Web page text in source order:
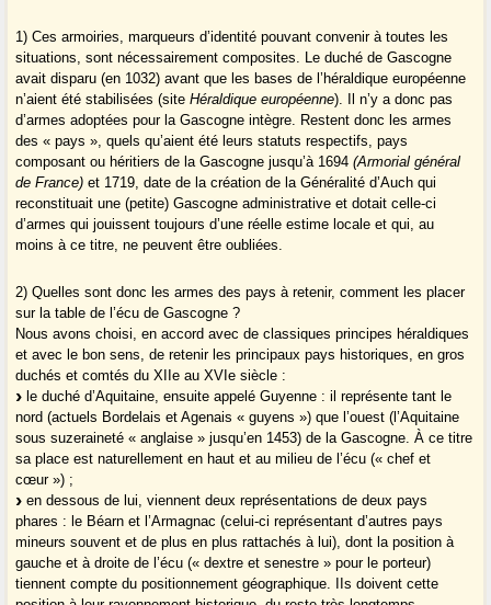
1) Ces armoiries, marqueurs d’identité pouvant convenir à toutes les
situations, sont nécessairement composites. Le duché de Gascogne
avait disparu (en 1032) avant que les bases de l’héraldique européenne
n’aient été stabilisées (siteHéraldique européenne). Il n’y a donc pas
d’armes adoptées pour la Gascogne intègre. Restent donc les armes
des « pays », quels qu’aient été leurs statuts respectifs, pays
composant ou héritiers de la Gascogne jusqu’à 1694(Armorial général
de France) et 1719, date de la création de la Généralité d’Auch qui
reconstituait une (petite) Gascogne administrative et dotait celle-ci
d’armes qui jouissent toujours d’une réelle estime locale et qui, au
moins à ce titre, ne peuvent être oubliées.
2) Quelles sont donc les armes des pays à retenir, comment les placer
sur la table de l’écu de Gascogne ?
Nous avons choisi, en accord avec de classiques principes héraldiques
et avec le bon sens, de retenir les principaux pays historiques, en gros
duchés et comtés du XIIe au XVIe siècle :
le duché d’Aquitaine, ensuite appelé Guyenne : il représente tant le
nord (actuels Bordelais et Agenais « guyens ») que l’ouest (l’Aquitaine
sous suzeraineté « anglaise » jusqu’en 1453) de la Gascogne. À ce titre
sa place est naturellement en haut et au milieu de l’écu (« chef et
cœur ») ;
en dessous de lui, viennent deux représentations de deux pays
phares : le Béarn et l’Armagnac (celui-ci représentant d’autres pays
mineurs souvent et de plus en plus rattachés à lui), dont la position à
gauche et à droite de l’écu (« dextre et senestre » pour le porteur)
tiennent compte du positionnement géographique. IIs doivent cette